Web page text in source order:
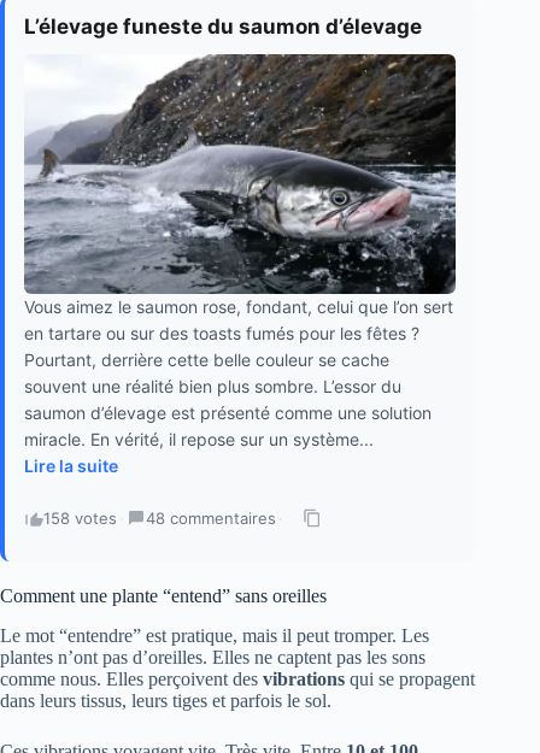
L’élevage funeste du saumon d’élevage
Vous aimez le saumon rose, fondant, celui que l’on sert
en tartare ou sur des toasts fumés pour les fêtes ?
Pourtant, derrière cette belle couleur se cache
souvent une réalité bien plus sombre. L’essor du
saumon d’élevage est présenté comme une solution
miracle. En vérité, il repose sur un système...
Lire la suite
158 votes · 48 commentaires ·
Comment une plante “entend” sans oreilles
Le mot “entendre” est pratique, mais il peut tromper. Les
plantes n’ont pas d’oreilles. Elles ne captent pas les sons
comme nous. Elles perçoivent des vibrations qui se propagent
dans leurs tissus, leurs tiges et parfois le sol.